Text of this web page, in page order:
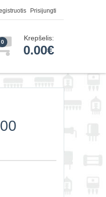
Prisijungti
0 Krepšelis:
0.00€